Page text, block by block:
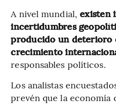
A nivel mundial, existen
incertidumbres
producido un deterioro
crecimiento
responsables políticos.
Los analistas
prevén que la economía